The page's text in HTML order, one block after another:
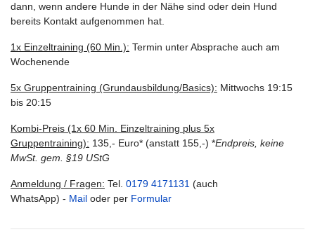
dann, wenn andere Hunde in der Nähe sind oder dein Hund
bereits Kontakt aufgenommen hat.
1x Einzeltraining (60 Min.): Termin unter Absprache auch am
Wochenende
5x Gruppentraining (Grundausbildung/Basics): Mittwochs 19:15
bis 20:15
Kombi-Preis (1x 60 Min. Einzeltraining plus 5x
Gruppentraining): 135,- Euro* (anstatt 155,-) *Endpreis, keine
MwSt. gem. §19 UStG
Anmeldung / Fragen: Tel. 0179 4171131 (auch
WhatsApp) - Mail oder per Formular